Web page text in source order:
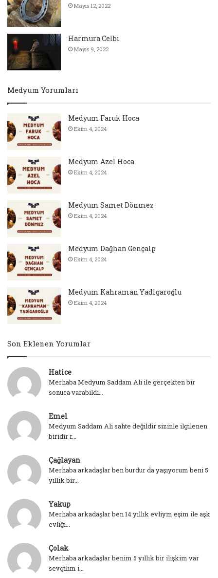
Mayıs 12, 2022
Harmura Celbi
Mayıs 9, 2022
Medyum Yorumları
Medyum Faruk Hoca
Ekim 4, 2024
Medyum Azel Hoca
Ekim 4, 2024
Medyum Samet Dönmez
Ekim 4, 2024
Medyum Dağhan Gençalp
Ekim 4, 2024
Medyum Kahraman Yadigaroğlu
Ekim 4, 2024
Son Eklenen Yorumlar
Hatice
Merhaba Medyum Saddam Ali ile gerçekten bir
sonuca varabildi...
Emel
Medyum Saddam Ali sahte değildir sizinle ilgilenen
biridir r...
Çağlayan
Merhaba arkadaşlar ben burdur da yaşıyorum beni 5
yıllık bir...
Yakup
Merhaba arkadaşlar ben 14 yıllık evliym eşim ile aşk
evliği...
Çolak
Merhaba arkadaşlar benim 5 yıllık bir ilişkim var
sevgilim i...